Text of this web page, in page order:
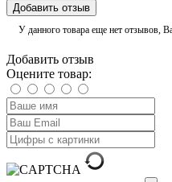
Добавить отзыв
У данного товара еще нет отзывов,
Добавить отзыв
Оцените товар: